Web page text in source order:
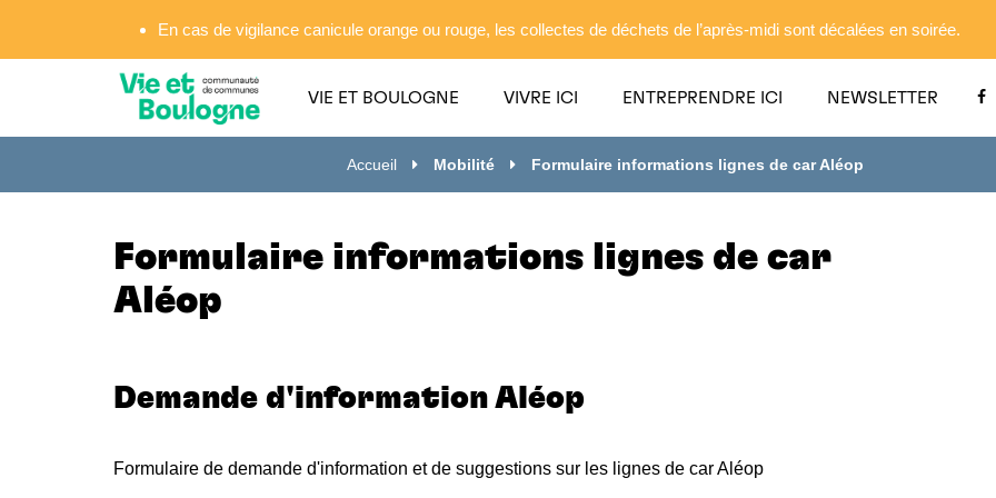
En cas de vigilance canicule orange ou rouge, les collectes de déchets de l’après-midi sont décalées en soirée.
VIE ET BOULOGNE VIVRE ICI ENTREPRENDRE ICI NEWSLETTER
Accueil Mobilité Formulaire informations lignes de car Aléop
Formulaire informations lignes de car
Aléop
Demande d'information Aléop
Formulaire de demande d'information et de suggestions sur les lignes de car Aléop